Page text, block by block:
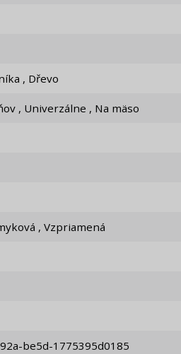
, Dřevo
, Univerzálne , Na mäso
, Vzpriamená
be5d-1775395d0185